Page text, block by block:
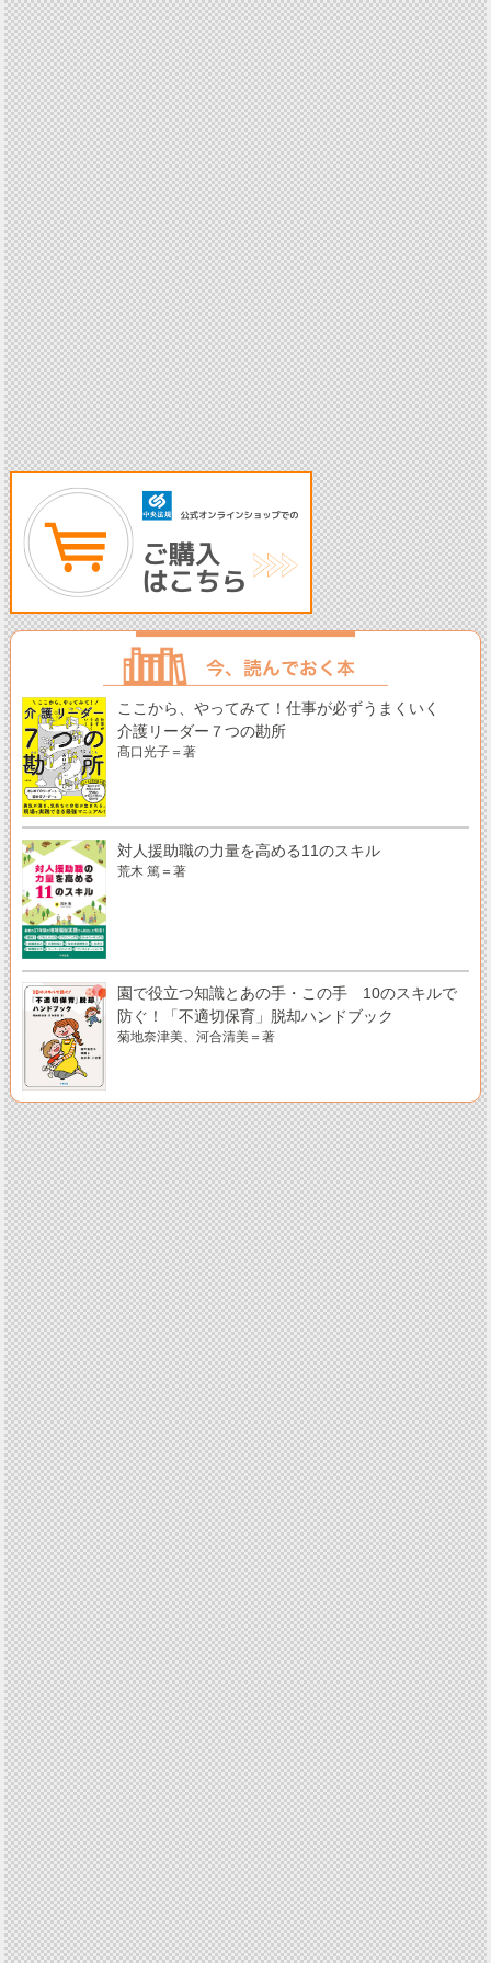
ここから、やってみて！仕事が必ずうまくいく
介護リーダー７つの勘所
髙口光子＝著
対人援助職の力量を高める11のスキル
荒木 篤＝著
園で役立つ知識とあの手・この手 10のスキルで
防ぐ！「不適切保育」脱却ハンドブック
菊地奈津美、河合清美＝著